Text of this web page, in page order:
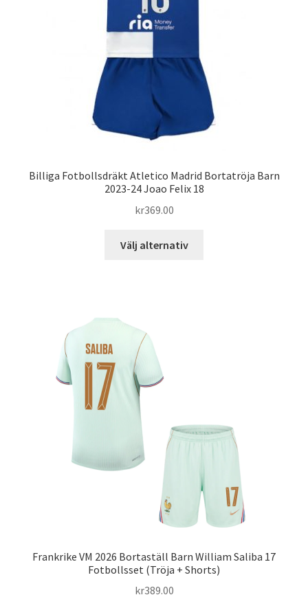
Billiga Fotbollsdräkt Atletico Madrid Bortatröja Barn
2023-24 Joao Felix 18
kr369.00
Välj alternativ
på
produktsidan
Frankrike VM 2026 Bortaställ Barn William Saliba 17
Fotbollsset (Tröja + Shorts)
kr389.00